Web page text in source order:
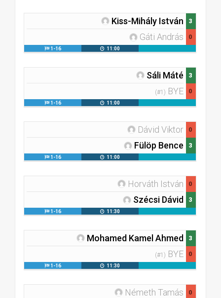
Kiss-Mihály István
Gáti András
3
0
1-16 11:00
Sáli Máté
(#1) BYE
3
0
1-16 11:00
Dávid Viktor
Fülöp Bence
0
3
1-16 11:00
Horváth István
Szécsi Dávid
0
3
1-16 11:30
Mohamed Kamel Ahmed
(#1) BYE
3
0
1-16 11:30
Németh Tamás
0